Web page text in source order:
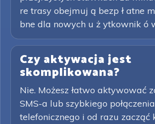
re trasy obejmuj ą bezp ł atne
bne dla nowych u ż ytkownik ó
Czy aktywacja jest
skomplikowana?
Nie. Możesz łatwo aktywować
SMS-a lub szybkiego połączenia
telefonicznego i od razu zacząć